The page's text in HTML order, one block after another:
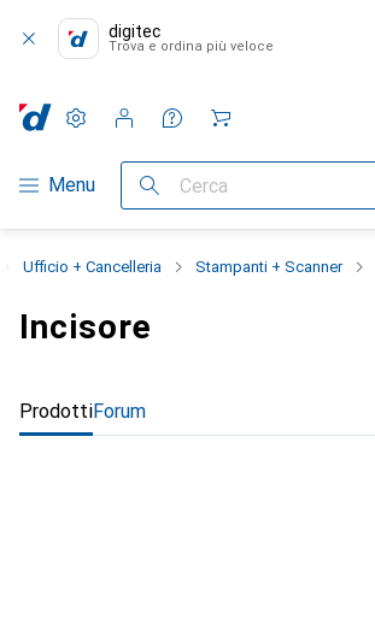
digitec
Trova e ordina più veloce
Categoria Navigazione
Menu Cerca
Impostazioni
Conto cliente
Liste di confronto
Liste dei desideri
Carrello
Ufficio + Cancelleria Stampanti + Scanner
Incisore
ProdottiForum